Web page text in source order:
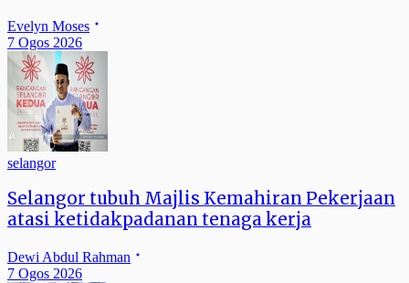
Evelyn Moses
7 Ogos 2026
selangor
Selangor tubuh Majlis Kemahiran Pekerjaan
atasi ketidakpadanan tenaga kerja
Dewi Abdul Rahman
7 Ogos 2026